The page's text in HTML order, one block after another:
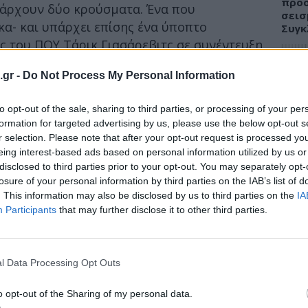
- Do Not Process My Personal Information
opt-out of the sale, sharing to third parties, or processing of your
for targeted advertising by us, please use the below opt-out
selection. Please note that after your opt-out request is processed
interest-based ads based on personal information utilized by us
to third parties prior to your opt-out. You may separately
of your personal information by third parties on the IAB’s list of
This information may also be disclosed by us to third parties on the
Participants that may further disclose it to other third parties.
Data Processing Opt Outs
opt-out of the Sharing of my personal data.
δύο κρούσματα. Ένα που
και υπάρχει επίσης ένα ύποπτο
ΠΟΥ Τάρικ Γιασάρεβιτς σε συνέντευξη
9 επαφές», πρόσθεσε.
εντοπίστηκε το Σάββατο στην Αμπιτζάν.
Γουινέα, η οποία έφτασε στην Ακτή
προερχόμενη από την πόλη Λαμπέ, στην
απόσταση μεγαλύτερη από 1.500
δεν
για